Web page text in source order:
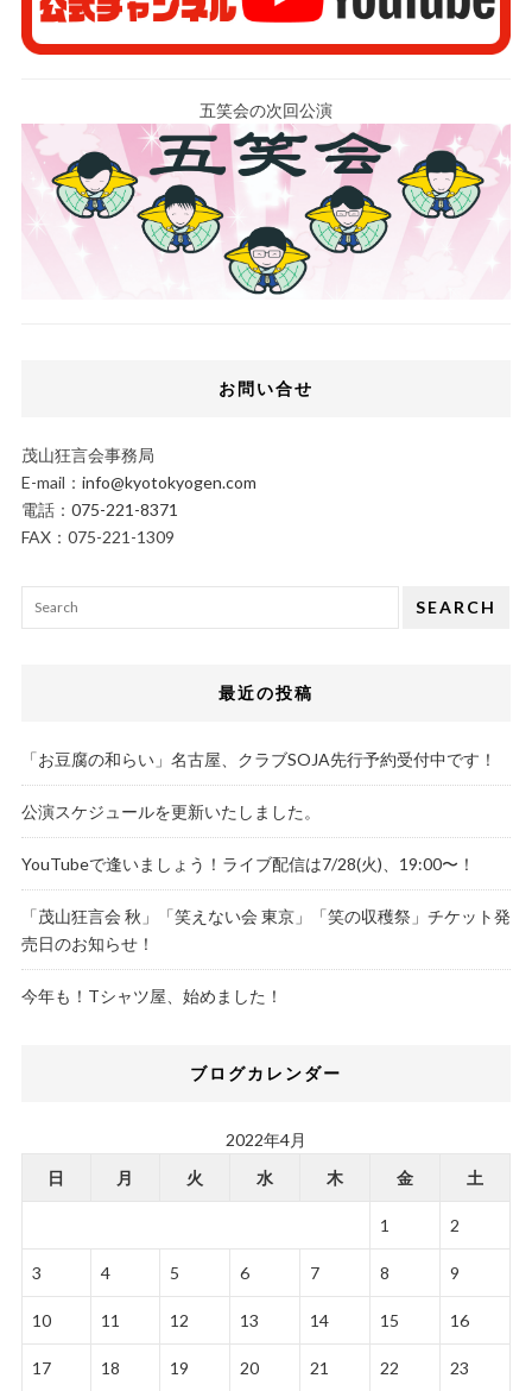
五笑会の次回公演
お問い合せ
茂山狂言会事務局
E-mail： info@kyotokyogen.com
電話： 075-221-8371
FAX：075-221-1309
SEARCH
最近の投稿
「お豆腐の和らい」名古屋、クラブSOJA先行予約受付中です！
公演スケジュールを更新いたしました。
YouTubeで逢いましょう！ライブ配信は7/28(火)、19:00〜！
「茂山狂言会 秋」「笑えない会 東京」「笑の収穫祭」チケット発
売日のお知らせ！
今年も！Tシャツ屋、始めました！
ブログカレンダー
2022年4月
日
月 火 水 木 金 土
1 2
3 4 5 6 7 8 9
10 11 12 13 14 15 16
17 18 19 20 21 22 23